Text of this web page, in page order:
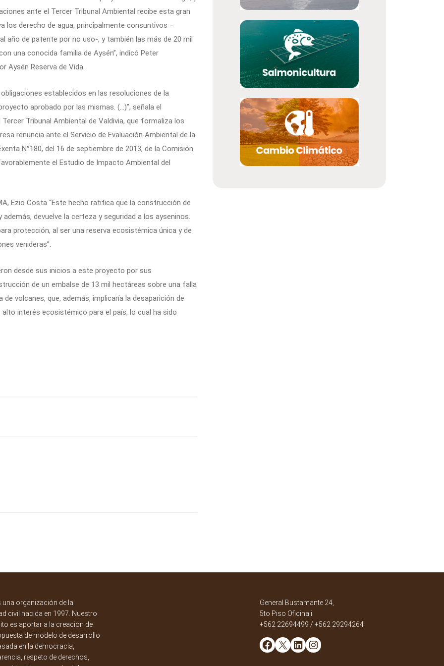
ante el Tercer Tribunal Ambiental recibe esta gran
los derecho de agua, principalmente consuntivos –
año de patente por no uso-, y también las más de 20 mil
una conocida familia de Aysén”, indicó Peter
Aysén Reserva de Vida.
establecidos en las resoluciones de la
aprobado por las mismas. (…)”, señala el
Tribunal Ambiental de Valdivia, que formaliza los
renuncia ante el Servicio de Evaluación Ambiental de la
N°180, del 16 de septiembre de 2013, de la Comisión
el Estudio de Impacto Ambiental del
Ezio Costa “Este hecho ratifica que la construcción de
devuelve la certeza y seguridad a los ayseninos.
protección, al ser una reserva ecosistémica única y de
venideras”.
desde sus inicios a este proyecto por sus
de un embalse de 13 mil hectáreas sobre una falla
volcanes, que, además, implicaría la desaparición de
interés ecosistémico para el país, lo cual ha sido
organización de la
civil nacida en 1997. Nuestro
es aportar a la creación de
de modelo de desarrollo
en la democracia,
respeto de derechos,
General Bustamante 24,
5to Piso Oficina i.
+562 22694499 / +562 29294264